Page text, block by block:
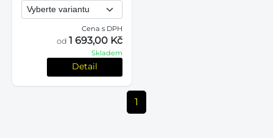
Cena s DPH
od 1 693,00 Kč
Skladem
Detail
1